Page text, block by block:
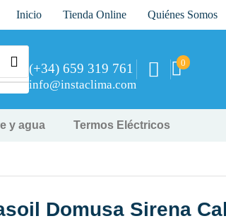
Inicio Tienda Online Quiénes Somos
(+34) 659 319 761
info@instaclima.com
0
y agua Termos Eléctricos
Domusa Sirena